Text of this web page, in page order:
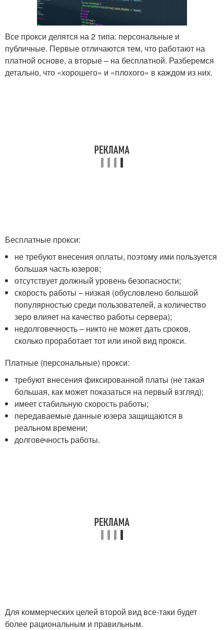
Все прокси делятся на 2 типа: персональные и
публичные. Первые отличаются тем, что работают на
платной основе, а вторые – на бесплатной. Разберемся
детально, что «хорошего» и «плохого» в каждом из них.
Бесплатные прокси:
не требуют внесения оплаты, поэтому ими пользуется
большая часть юзеров;
отсутствует должный уровень безопасности;
скорость работы – низкая (обусловлено большой
популярностью среди пользователей, а количество
зеро влияет на качество работы сервера);
недолговечность – никто не может дать сроков,
сколько проработает тот или иной вид прокси.
Платные (персональные) прокси:
требуют внесения фиксированной платы (не такая
большая, как может показаться на первый взгляд);
имеет стабильную скорость работы;
передаваемые данные юзера защищаются в
реальном времени;
долговечность работы.
Для коммерческих целей второй вид все-таки будет
более рациональным и правильным.